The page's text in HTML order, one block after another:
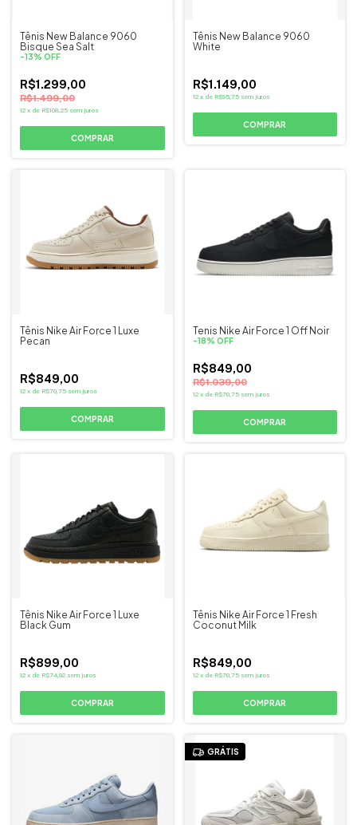
Tênis New Balance 9060
Bisque Sea Salt
-13% OFF
R$1.299,00
R$1.499,00
12 x de R$108,25 sem juros
COMPRAR
Tênis New Balance 9060
White
R$1.149,00
12 x de R$95,75 sem juros
COMPRAR
Tênis Nike Air Force 1 Luxe
Pecan
R$849,00
12 x de R$70,75 sem juros
COMPRAR
Tenis Nike Air Force 1 Off Noir
-18% OFF
R$849,00
R$1.039,00
12 x de R$70,75 sem juros
COMPRAR
Tênis Nike Air Force 1 Luxe
Black Gum
R$899,00
12 x de R$74,92 sem juros
COMPRAR
Tênis Nike Air Force 1 Fresh
Coconut Milk
R$849,00
12 x de R$70,75 sem juros
COMPRAR
GRÁTIS